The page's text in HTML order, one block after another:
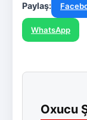
Paylaş:
WhatsApp
Oxucu